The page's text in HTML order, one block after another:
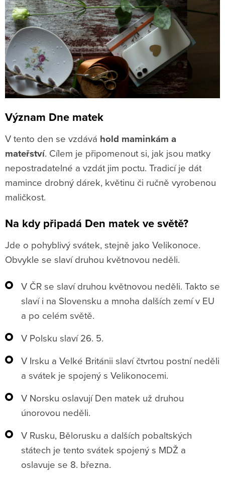
Význam Dne matek
V tento den se vzdává hold maminkám a
mateřství. Cílem je připomenout si, jak jsou matky
nepostradatelné a vzdát jim poctu. Tradicí je dát
mamince drobný dárek, květinu či ručně vyrobenou
maličkost.
Na kdy připadá Den matek ve světě?
Jde o pohyblivý svátek, stejně jako Velikonoce.
Obvykle se slaví druhou květnovou neděli.
V ČR se slaví druhou květnovou neděli. Takto se
slaví i na Slovensku a mnoha dalších zemí v EU
a po celém světě.
V Polsku slaví 26. 5.
V Irsku a Velké Británii slaví čtvrtou postní neděli
a svátek je spojený s Velikonocemi.
V Norsku oslavují Den matek už druhou
únorovou neděli.
V Rusku, Bělorusku a dalších pobaltských
státech je tento svátek spojený s MDŽ a
oslavuje se 8. března.